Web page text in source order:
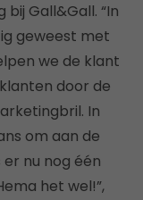
Gall&Gall. “In
geweest met
we de klant
door de
In
om aan de
nu nog één
het wel!”,